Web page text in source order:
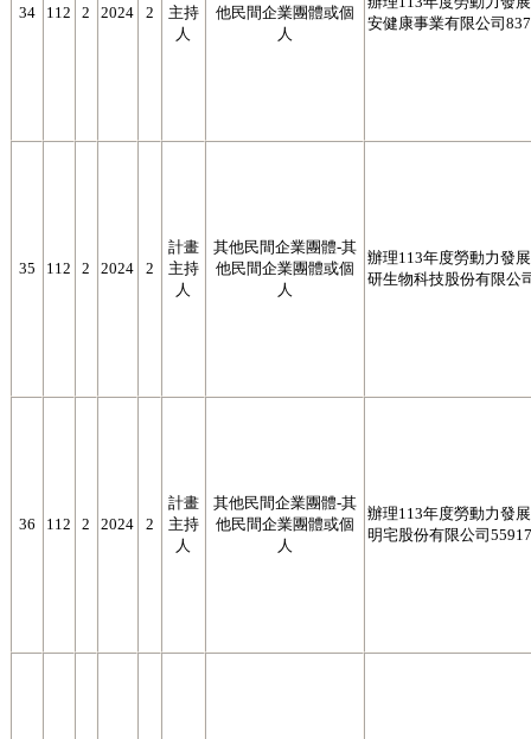
34 112 2 2024 2
主持
人
他民間企業團體或個
人
安健康事業有限公司
35 112 2 2024 2
計畫
主持
人
其他民間企業團體-其
他民間企業團體或個
人
辦理113年度勞動力發
研生物科技股份有限公
36 112 2 2024 2
計畫
主持
人
其他民間企業團體-其
他民間企業團體或個
人
辦理113年度勞動力發
明宅股份有限公司